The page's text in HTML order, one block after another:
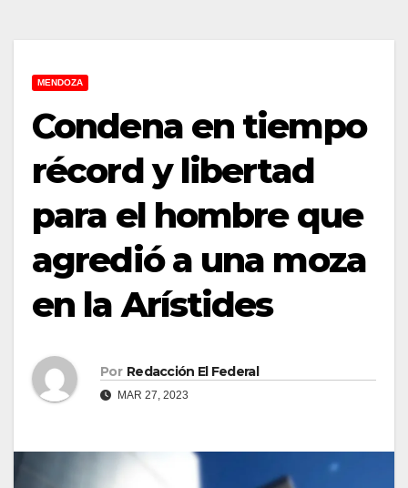
MENDOZA
Condena en tiempo
récord y libertad
para el hombre que
agredió a una moza
en la Arístides
Por Redacción El Federal
MAR 27, 2023